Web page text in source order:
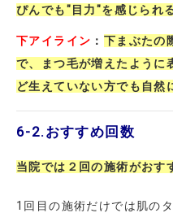
ぴんでも"目力"を感じられ
下アイライン ： 下まぶたの
で、まつ毛が増えたように
ど生えていない方でも自然
6-2. おすすめ回数
当院では２回の施術がおす
1回目の施術だけでは肌の